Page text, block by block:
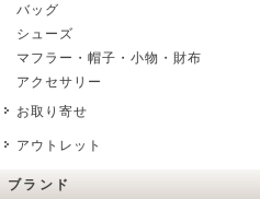
バッグ
シューズ
マフラー・帽子・小物・財布
アクセサリー
お取り寄せ
アウトレット
ブランド